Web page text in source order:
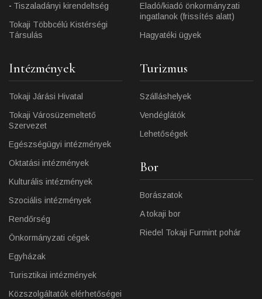
Tiszaladányi kirendeltség
Tokaji Többcélú Kistérségi
Társulás
Eladó/kiadó önkormányzati
ingatlanok (frissítés alatt)
Hagyatéki ügyek
Intézmények
Tokaji Járási Hivatal
Tokaji Városüzemeltető
Szervezet
Egészségügyi intézmények
Oktatási intézmények
Kulturális intézmények
Szociális intézmények
Rendőrség
Önkormányzati cégek
Egyházak
Turisztikai intézmények
Közszolgáltatók elérhetőségei
Turizmus
Szálláshelyek
Vendéglátók
Lehetőségek
Bor
Borászatok
A tokaji bor
Riedel Tokaji Furmint pohár